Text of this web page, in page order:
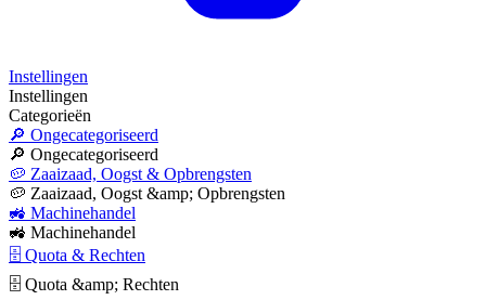
Instellingen
Instellingen
Categorieën
🔎 Ongecategoriseerd
🔎 Ongecategoriseerd
🥔 Zaaizaad, Oogst & Opbrengsten
🥔 Zaaizaad, Oogst &amp; Opbrengsten
🚜 Machinehandel
🚜 Machinehandel
🗄 Quota & Rechten
🗄 Quota &amp; Rechten